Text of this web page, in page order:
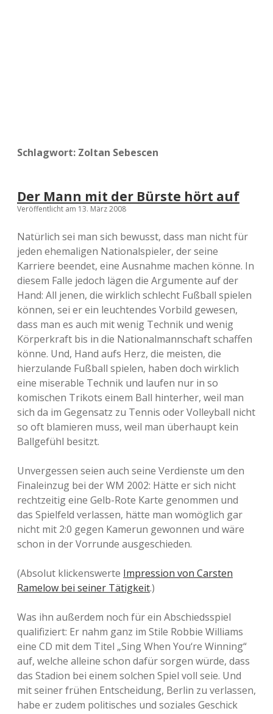
Schlagwort: Zoltan Sebescen
Der Mann mit der Bürste hört auf
Veröffentlicht am 13. März 2008
Natürlich sei man sich bewusst, dass man nicht für
jeden ehemaligen Nationalspieler, der seine
Karriere beendet, eine Ausnahme machen könne. In
diesem Falle jedoch lägen die Argumente auf der
Hand: All jenen, die wirklich schlecht Fußball spielen
können, sei er ein leuchtendes Vorbild gewesen,
dass man es auch mit wenig Technik und wenig
Körperkraft bis in die Nationalmannschaft schaffen
könne. Und, Hand aufs Herz, die meisten, die
hierzulande Fußball spielen, haben doch wirklich
eine miserable Technik und laufen nur in so
komischen Trikots einem Ball hinterher, weil man
sich da im Gegensatz zu Tennis oder Volleyball nicht
so oft blamieren muss, weil man überhaupt kein
Ballgefühl besitzt.
Unvergessen seien auch seine Verdienste um den
Finaleinzug bei der WM 2002: Hätte er sich nicht
rechtzeitig eine Gelb-Rote Karte genommen und
das Spielfeld verlassen, hätte man womöglich gar
nicht mit 2:0 gegen Kamerun gewonnen und wäre
schon in der Vorrunde ausgeschieden.
(Absolut klickenswerte Impression von Carsten
Ramelow bei seiner Tätigkeit.)
Was ihn außerdem noch für ein Abschiedsspiel
qualifiziert: Er nahm ganz im Stile Robbie Williams
eine CD mit dem Titel „Sing When You‘re Winning“
auf, welche alleine schon dafür sorgen würde, dass
das Stadion bei einem solchen Spiel voll seie. Und
mit seiner frühen Entscheidung, Berlin zu verlassen,
habe er zudem politisches und soziales Geschick